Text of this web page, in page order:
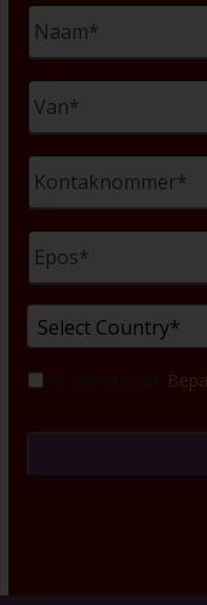
Naam
Van
Kontaknommer
Epos
Country
Select Country*
Toestemming
*